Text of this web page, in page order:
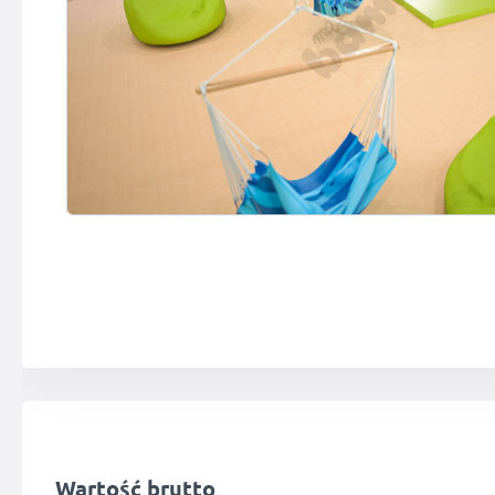
Wartość brutto